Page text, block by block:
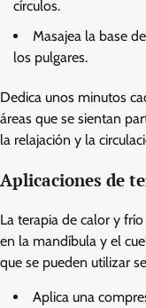
círculos.
Masajea la base
los pulgares.
Dedica unos minutos
áreas que se sientan
la relajación y la
Aplicaciones de
La terapia de calor y
en la mandíbula y el
que se pueden utilizar
Aplica una